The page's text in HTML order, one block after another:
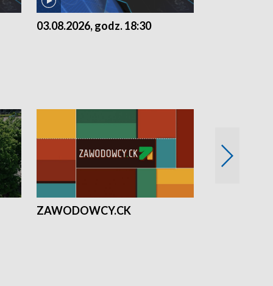
03.08.2026, godz. 18:30
ZAWODOWCY.CK